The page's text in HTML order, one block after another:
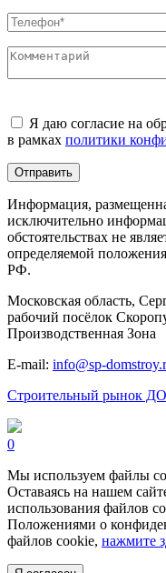
это
поле
Я даю согласие на
в рамках политики
Информация,
исключительно
обстоятельствах не
определяемой
РФ.
Московская область,
рабочий посёлок
Производственная Зона
E-mail: info@sp-
Строительный рынок
0
Мы используем файлы
Оставаясь на нашем
использования файлов
Положениями о
файлов cookie, нажмите